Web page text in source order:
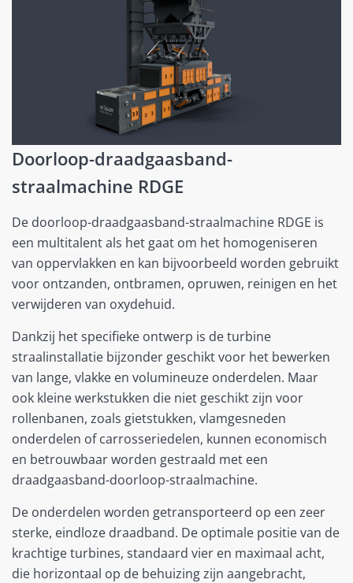
Doorloop-draadgaasband-
straalmachine RDGE
De doorloop-draadgaasband-straalmachine RDGE is
een multitalent als het gaat om het homogeniseren
van oppervlakken en kan bijvoorbeeld worden gebruikt
voor ontzanden, ontbramen, opruwen, reinigen en het
verwijderen van oxydehuid.
Dankzij het specifieke ontwerp is de turbine
straalinstallatie bijzonder geschikt voor het bewerken
van lange, vlakke en volumineuze onderdelen. Maar
ook kleine werkstukken die niet geschikt zijn voor
rollenbanen, zoals gietstukken, vlamgesneden
onderdelen of carrosseriedelen, kunnen economisch
en betrouwbaar worden gestraald met een
draadgaasband-doorloop-straalmachine.
De onderdelen worden getransporteerd op een zeer
sterke, eindloze draadband. De optimale positie van de
krachtige turbines, standaard vier en maximaal acht,
die horizontaal op de behuizing zijn aangebracht,